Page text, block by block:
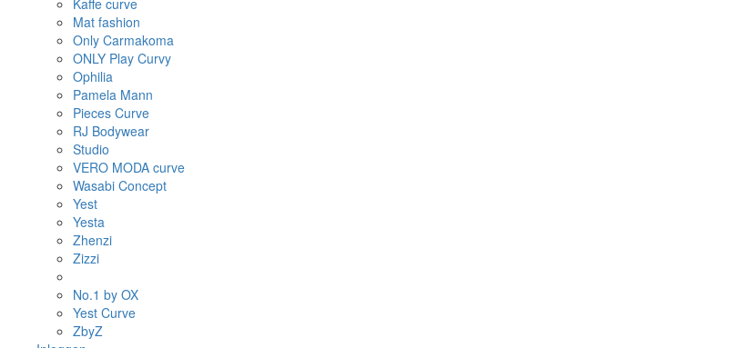
Kaffe curve
Mat fashion
Only Carmakoma
ONLY Play Curvy
Ophilia
Pamela Mann
Pieces Curve
RJ Bodywear
Studio
VERO MODA curve
Wasabi Concept
Yest
Yesta
Zhenzi
Zizzi
No.1 by OX
Yest Curve
ZbyZ